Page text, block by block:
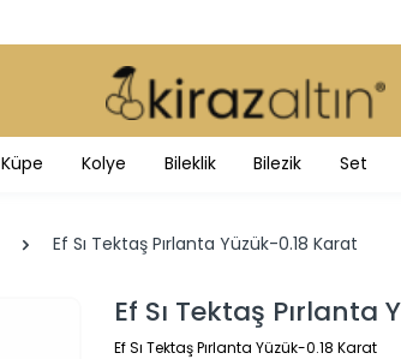
Küpe Kolye Bileklik Bilezik Set
Ef Sı Tektaş Pırlanta Yüzük-0.18 Karat
Ef Sı Tektaş Pırlanta
Ef Sı Tektaş Pırlanta Yüzük-0.18 Karat